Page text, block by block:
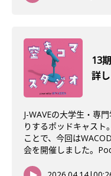
13
詳
J-WAVEの大学生・専
りするポッドキャスト
ことで、今回は
会を開催しました。